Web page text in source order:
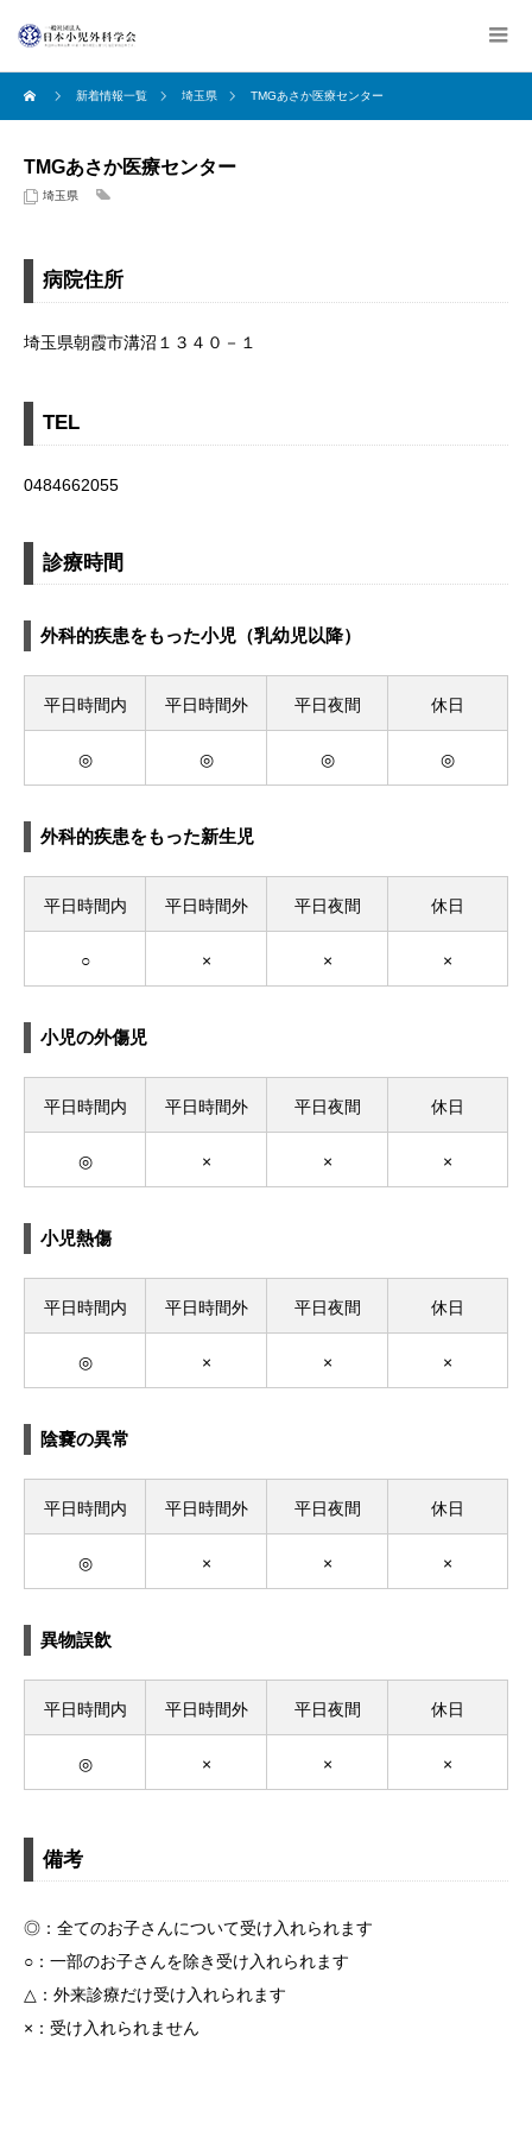
新着情報一覧 埼玉県 TMGあさか医療センター
TMGあさか医療センター
埼玉県
病院住所
埼玉県朝霞市溝沼１３４０－１
TEL
0484662055
診療時間
外科的疾患をもった小児（乳幼児以降）
平日時間内 平日時間外 平日夜間 休日
◎ ◎ ◎ ◎
外科的疾患をもった新生児
平日時間内 平日時間外 平日夜間 休日
○ × × ×
小児の外傷児
平日時間内 平日時間外 平日夜間 休日
◎ × × ×
小児熱傷
平日時間内 平日時間外 平日夜間 休日
◎ × × ×
陰嚢の異常
平日時間内 平日時間外 平日夜間 休日
◎ × × ×
異物誤飲
平日時間内 平日時間外 平日夜間 休日
◎ × × ×
備考
◎：全てのお子さんについて受け入れられます
○：一部のお子さんを除き受け入れられます
△：外来診療だけ受け入れられます
×：受け入れられません